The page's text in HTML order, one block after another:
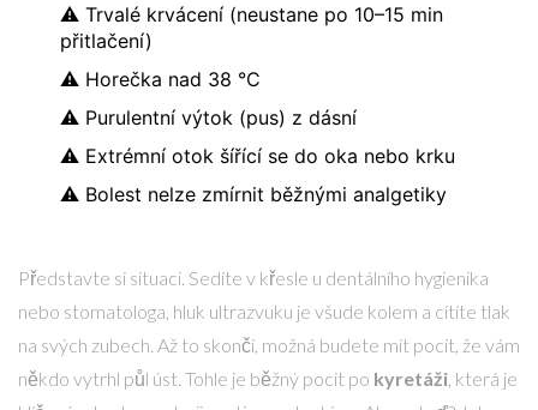
⚠️ Trvalé krvácení (neustane po 10–15 min
přitlačení)
⚠️ Horečka nad 38 °C
⚠️ Purulentní výtok (pus) z dásní
⚠️ Extrémní otok šířící se do oka nebo krku
⚠️ Bolest nelze zmírnit běžnými analgetiky
Představte si situaci. Sedíte v křesle u dentálního hygienika
nebo stomatologa, hluk ultrazvuku je všude kolem a cítíte tlak
na svých zubech. Až to skončí, možná budete mít pocit, že vám
někdo vytrhl půl úst. Tohle je běžný pocit po kyretáži , která je